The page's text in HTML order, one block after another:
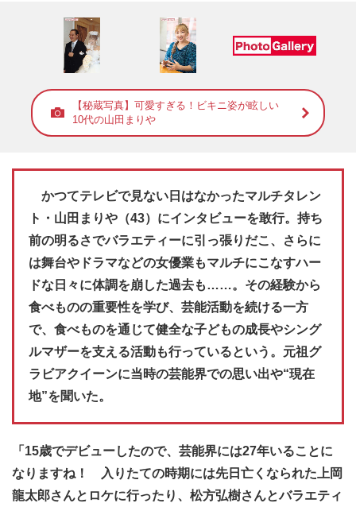
【秘蔵写真】可愛すぎる！ビキニ姿が眩しい
10代の山田まりや
かつてテレビで見ない日はなかったマルチタレン
ト・山田まりや（43）にインタビューを敢行。持ち
前の明るさでバラエティーに引っ張りだこ、さらに
は舞台やドラマなどの女優業もマルチにこなすハー
ドな日々に体調を崩した過去も……。その経験から
食べものの重要性を学び、芸能活動を続ける一方
で、食べものを通じて健全な子どもの成長やシング
ルマザーを支える活動も行っているという。元祖グ
ラビアクイーンに当時の芸能界での思い出や“現在
地”を聞いた。
「15歳でデビューしたので、芸能界には27年いることに
なりますね！ 入りたての時期には先日亡くなられた上岡
龍太郎さんとロケに行ったり、松方弘樹さんとバラエティ